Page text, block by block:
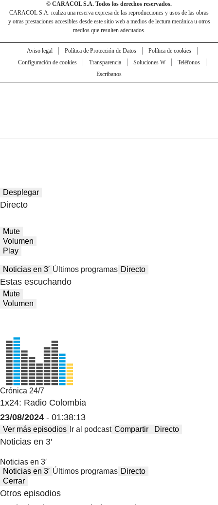
© CARACOL S.A. Todos los derechos reservados.
CARACOL S.A. realiza una reserva expresa de las reproducciones y usos de las obras
y otras prestaciones accesibles desde este sitio web a medios de lectura mecánica u otros
medios que resulten adecuados.
Aviso legal Política de Protección de Datos
Política de cookies
Configuración de cookies
Transparencia Soluciones W
Teléfonos
Escríbanos
Desplegar
Directo
Mute
Volumen
Play
Noticias en 3′ Últimos programas Directo
Estas escuchando
Mute
Volumen
Crónica 24/7
1x24: Radio Colombia
23/08/2024 - 01:38:13
Ver más episodios Ir al podcast Compartir Directo
Noticias en 3′
Noticias en 3′
Noticias en 3′ Últimos programas Directo
Cerrar
Otros episodios